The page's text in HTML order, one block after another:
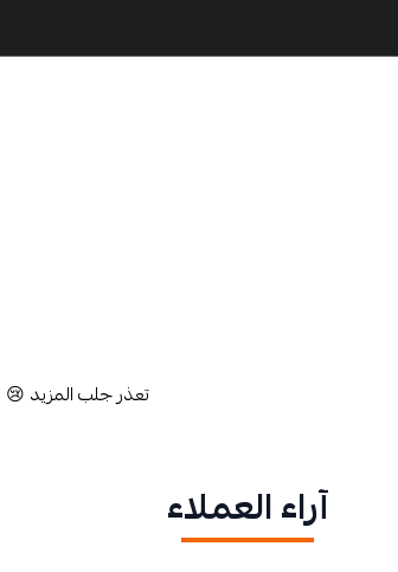
تعذر جلب المزيد 😢
آراء العملاء